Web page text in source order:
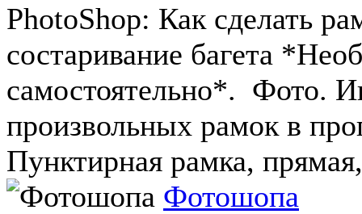
PhotoShop: Как сделать
состаривание багета
самостоятельно*. Фото.
произвольных рамок в
Пунктирная рамка,
Фотошопа